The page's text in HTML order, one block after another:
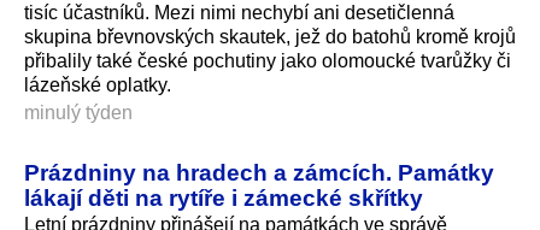
tisíc účastníků. Mezi nimi nechybí ani desetičlenná
skupina břevnovských skautek, jež do batohů kromě krojů
přibalily také české pochutiny jako olomoucké tvarůžky či
lázeňské oplatky.
minulý týden
Prázdniny na hradech a zámcích. Památky
lákají děti na rytíře i zámecké skřítky
Letní prázdniny přinášejí na památkách ve správě